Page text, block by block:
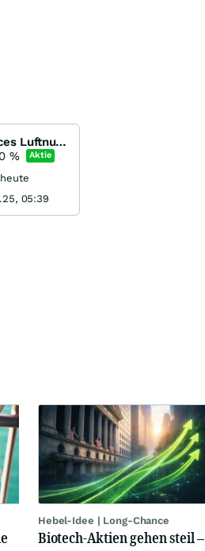
AJN Resources Luftnummer oder Mehr ?
% Aktie
05:39
Hebel-Idee | Long-Chance
Biotech-Aktien gehen steil –